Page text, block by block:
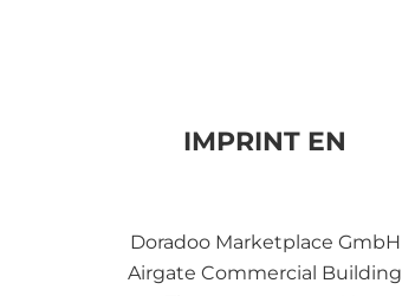
IMPRINT EN
Doradoo Marketplace GmbH
Airgate Commercial Building